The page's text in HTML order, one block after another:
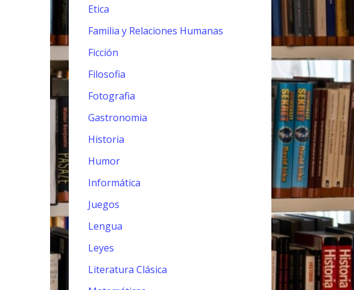
Etica
Familia y Relaciones Humanas
Ficción
Filosofia
Fotografia
Gastronomia
Historia
Humor
Informática
Juegos
Lengua
Leyes
Literatura Clásica